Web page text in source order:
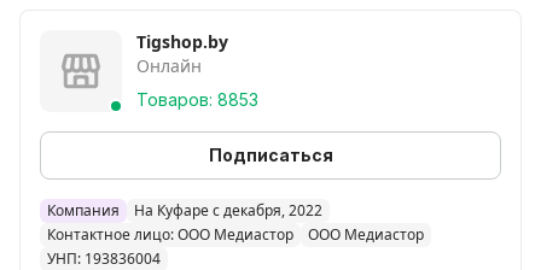
Tigshop.by
Онлайн
Товаров: 8853
Подписаться
Компания
На Куфаре с декабря, 2022
Контактное лицо: ООО Медиастор
ООО Медиастор
УНП: 193836004